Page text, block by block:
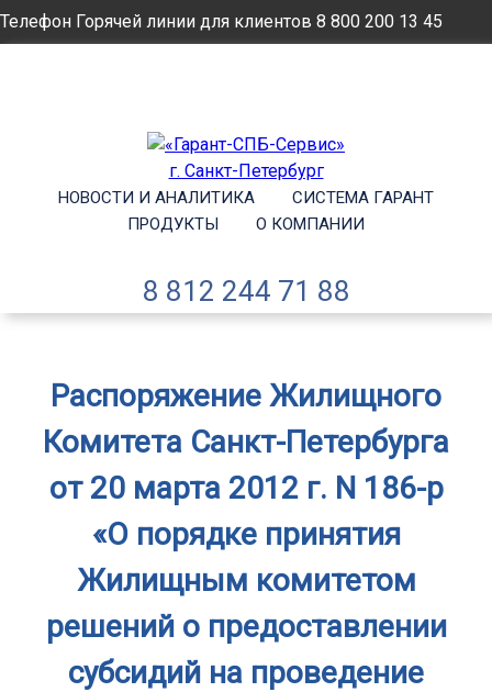
Телефон Горячей линии для клиентов 8 800 200 13 45
НОВОСТИ И АНАЛИТИКА
СИСТЕМА ГАРАНТ
ПРОДУКТЫ
О КОМПАНИИ
8 812 244 71 88
Распоряжение Жилищного
Комитета Санкт-Петербурга
от 20 марта 2012 г. N 186-р
«О порядке принятия
Жилищным комитетом
решений о предоставлении
субсидий на проведение